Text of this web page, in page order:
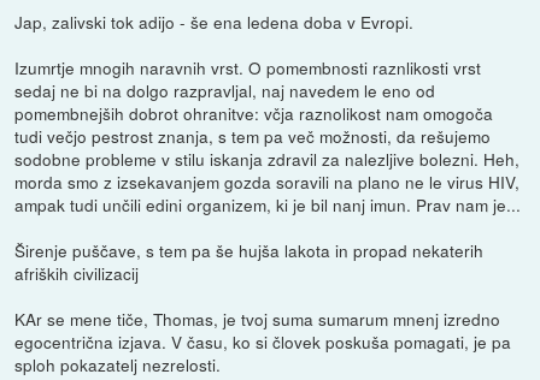
Jap, zalivski tok adijo - še ena ledena doba v Evropi.
Izumrtje mnogih naravnih vrst. O pomembnosti raznlikosti vrst
sedaj ne bi na dolgo razpravljal, naj navedem le eno od
pomembnejših dobrot ohranitve: včja raznolikost nam omogoča
tudi večjo pestrost znanja, s tem pa več možnosti, da rešujemo
sodobne probleme v stilu iskanja zdravil za nalezljive bolezni. Heh,
morda smo z izsekavanjem gozda soravili na plano ne le virus HIV,
ampak tudi unčili edini organizem, ki je bil nanj imun. Prav nam je...
Širenje puščave, s tem pa še hujša lakota in propad nekaterih
afriških civilizacij
KAr se mene tiče, Thomas, je tvoj suma sumarum mnenj izredno
egocentrična izjava. V času, ko si človek poskuša pomagati, je pa
sploh pokazatelj nezrelosti.